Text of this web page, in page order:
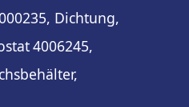
Dichtung,
4006245,